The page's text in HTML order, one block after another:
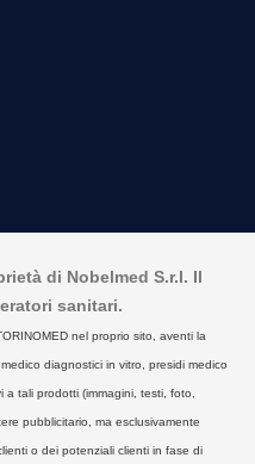
di Nobelmed S.r.l. Il
sanitari.
nel proprio sito, aventi la
diagnostici in vitro, presidi medico
tali prodotti (immagini, testi, foto,
pubblicitario, ma esclusivamente
o dei potenziali clienti in fase di